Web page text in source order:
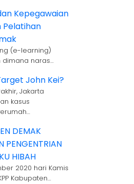
Kepegawaian
Pelatihan
(e-learning)
dimana naras…
John Kei?
Jakarta
kasus
DEMAK
PENGENTRIAN
HIBAH
2020 hari Kamis
Kabupaten…